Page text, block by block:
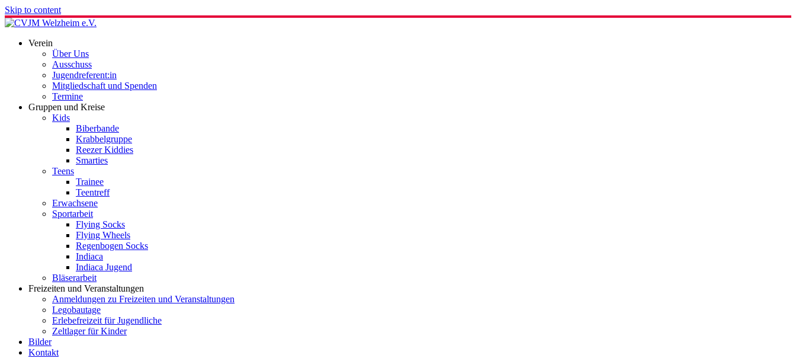
Skip to content
Verein
Über Uns
Ausschuss
Jugendreferent:in
Mitgliedschaft und Spenden
Termine
Gruppen und Kreise
Kids
Biberbande
Krabbelgruppe
Reezer Kiddies
Smarties
Teens
Trainee
Teentreff
Erwachsene
Sportarbeit
Flying Socks
Flying Wheels
Regenbogen Socks
Indiaca
Indiaca Jugend
Bläserarbeit
Freizeiten und Veranstaltungen
Anmeldungen zu Freizeiten und Veranstaltungen
Legobautage
Erlebefreizeit für Jugendliche
Zeltlager für Kinder
Bilder
Kontakt